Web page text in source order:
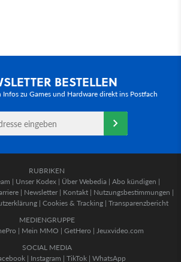
BESTELLEN
zu Games und Hardware direkt ins Postfach
RUBRIKEN
| Unser Kodex | Über Webedia | Abo kündigen |
| Newsletter | Kontakt | Nutzungsbestimmungen |
| Cookies & Tracking | Transparenzbericht
MEDIENGRUPPE
| Mein MMO | GetHero | Jeuxvideo.com
SOCIAL MEDIA
| Instagram | TikTok | WhatsApp